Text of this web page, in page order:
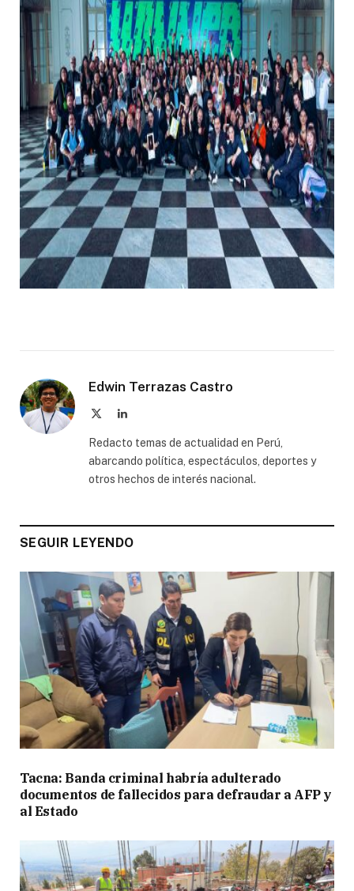
Edwin Terrazas Castro
LinkedIn
Redacto temas de actualidad en Perú,
abarcando política, espectáculos, deportes y
otros hechos de interés nacional.
SEGUIR LEYENDO
Tacna: Banda criminal habría adulterado
documentos de fallecidos para defraudar a AFP y
al Estado